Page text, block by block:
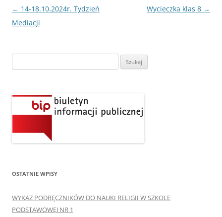
Nawigacja
wpisu
← 14-18.10.2024r. Tydzień
Mediacji
Wycieczka klas 8 →
OSTATNIE WPISY
WYKAZ PODRĘCZNIKÓW DO NAUKI RELIGII W SZKOLE
PODSTAWOWEJ NR 1